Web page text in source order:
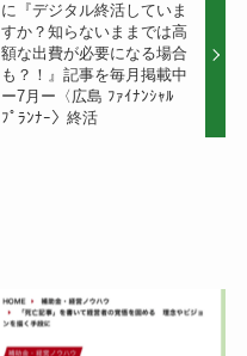
に『デジタル終活していま
すか？知らないままでは高
額な出費が必要になる場合
も？！』記事を毎月掲載中
ー7月ー〈広島 ﾌｧｲﾅﾝｼｬﾙ
ﾌﾟﾗﾝﾅｰ〉終活